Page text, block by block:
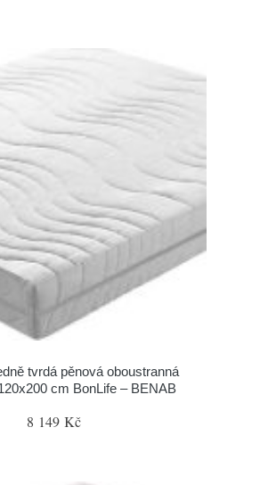
tvrdá pěnová oboustranná
cm BonLife – BENAB
8 149 Kč